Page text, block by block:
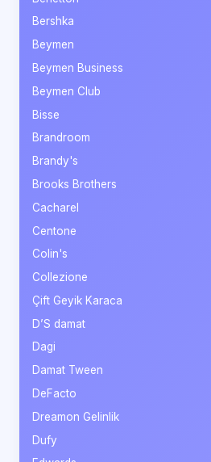
Bershka
Beymen
Beymen Business
Beymen Club
Bisse
Brandroom
Brandy's
Brooks Brothers
Cacharel
Centone
Colin's
Collezione
Çift Geyik Karaca
D’S damat
Dagi
Damat Tween
DeFacto
Dreamon Gelinlik
Dufy